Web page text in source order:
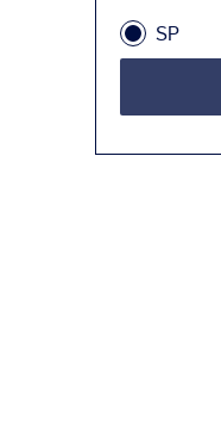
SP